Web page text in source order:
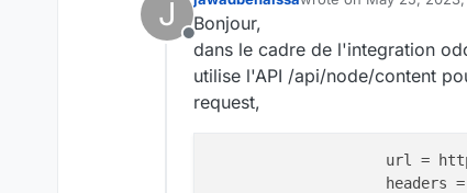
J
Offline
last edited by cpotter
Bonjour,
dans le cadre de l'integration
utilise l'API /api/node/content
request,
url =
headers =